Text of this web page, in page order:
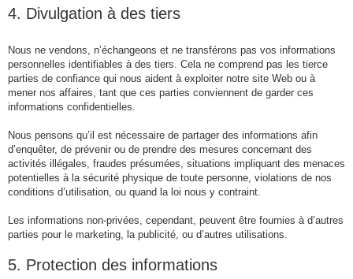
4. Divulgation à des tiers
Nous ne vendons, n’échangeons et ne transférons pas vos informations
personnelles identifiables à des tiers. Cela ne comprend pas les tierce
parties de confiance qui nous aident à exploiter notre site Web ou à
mener nos affaires, tant que ces parties conviennent de garder ces
informations confidentielles.
Nous pensons qu’il est nécessaire de partager des informations afin
d’enquêter, de prévenir ou de prendre des mesures concernant des
activités illégales, fraudes présumées, situations impliquant des menaces
potentielles à la sécurité physique de toute personne, violations de nos
conditions d’utilisation, ou quand la loi nous y contraint.
Les informations non-privées, cependant, peuvent être fournies à d’autres
parties pour le marketing, la publicité, ou d’autres utilisations.
5. Protection des informations